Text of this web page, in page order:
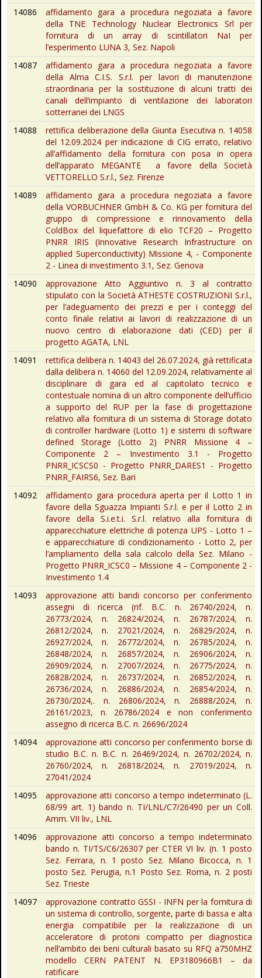
14086
affidamento gara a procedura negoziata a favore
della TNE Technology Nuclear Electronics Srl per
fornitura di un array di scintillatori NaI per
l’esperimento LUNA 3, Sez. Napoli
14087
affidamento gara a procedura negoziata a favore
della Alma C.I.S. S.r.l. per lavori di manutenzione
straordinaria per la sostituzione di alcuni tratti dei
canali dell’impianto di ventilazione dei laboratori
sotterranei dei LNGS
14088
rettifica deliberazione della Giunta Esecutiva n. 14058
del 12.09.2024 per indicazione di CIG errato, relativo
all’affidamento della fornitura con posa in opera
dell’apparato MEGANTE a favore della Società
VETTORELLO S.r.l., Sez. Firenze
14089
affidamento gara a procedura negoziata a favore
della VORBUCHNER GmbH & Co. KG per fornitura del
gruppo di compressione e rinnovamento della
ColdBox del liquefattore di elio TCF20 – Progetto
PNRR IRIS (Innovative Research Infrastructure on
applied Superconductivity) Missione 4, - Componente
2 - Linea di investimento 3.1, Sez. Genova
14090
approvazione Atto Aggiuntivo n. 3 al contratto
stipulato con la Società ATHESTE COSTRUZIONI S.r.l.,
per l’adeguamento dei prezzi e per i conteggi del
conto finale relativi ai lavori di realizzazione di un
nuovo centro di elaborazione dati (CED) per il
progetto AGATA, LNL
14091
rettifica delibera n. 14043 del 26.07.2024, già rettificata
dalla delibera n. 14060 del 12.09.2024, relativamente al
disciplinare di gara ed al capitolato tecnico e
contestuale nomina di un altro componente dell’ufficio
a supporto del RUP per la fase di progettazione
relativo alla fornitura di un sistema di Storage dotato
di controller hardware (Lotto 1) e sistemi di software
defined Storage (Lotto 2) PNRR Missione 4 –
Componente 2 – Investimento 3.1 - Progetto
PNRR_ICSCS0 - Progetto PNRR_DARES1 - Progetto
PNRR_FAIRS6, Sez. Bari
14092
affidamento gara procedura aperta per il Lotto 1 in
favore della Sguazza Impianti S.r.l. e per il Lotto 2 in
favore della S.i.e.t.i. S.r.l. relativo alla fornitura di
apparecchiature elettriche di potenza UPS - Lotto 1 –
e apparecchiature di condizionamento - Lotto 2, per
l’ampliamento della sala calcolo della Sez. Milano -
Progetto PNRR_ICSC0 – Missione 4 – Componente 2 -
Investimento 1.4
14093
approvazione atti bandi concorso per conferimento
assegni di ricerca (rif. B.C. n. 26740/2024, n.
26773/2024, n. 26824/2024, n. 26787/2024, n.
26812/2024, n. 27021/2024, n. 26829/2024, n.
26927/2024, n. 26772/2024, n. 26785/2024, n.
26848/2024, n. 26857/2024, n. 26906/2024, n.
26909/2024, n. 27007/2024, n. 26775/2024, n.
26828/2024, n. 26737/2024, n. 26852/2024, n.
26736/2024, n. 26886/2024, n. 26854/2024, n.
26730/2024,. n. 26806/2024, n. 26888/2024, n.
26161/2023, n. 26786/2024 e non conferimento
assegno di ricerca B.C. n. 26696/2024
14094
approvazione atti concorso per conferimento borse di
studio B.C. n. B.C. n. 26469/2024, n. 26702/2024, n.
26760/2024, n. 26818/2024, n. 27019/2024, n.
27041/2024
14095
approvazione atti concorso a tempo indeterminato (L.
68/99 art. 1) bando n. TI/LNL/C7/26490 per un Coll.
Amm. VII liv., LNL
14096
approvazione atti concorso a tempo indeterminato
bando n. TI/TS/C6/26307 per CTER VI liv. (n. 1 posto
Sez. Ferrara, n. 1 posto Sez. Milano Bicocca, n. 1
posto Sez. Perugia, n.1 Posto Sez. Roma, n. 2 posti
Sez. Trieste
14097
approvazione contratto GSSI - INFN per la fornitura di
un sistema di controllo, sorgente, parte di bassa e alta
energia compatibile per la realizzazione di un
acceleratore di protoni compatto per diagnostica
nell’ambito dei beni culturali basato su RFQ a750MHZ
modello CERN PATENT N. EP3180966B1 – da
ratificare